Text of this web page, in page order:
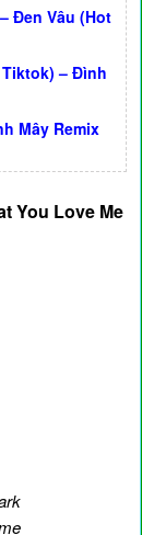
Đen Vâu (Hot
– Đình
Mây Remix
You Love Me